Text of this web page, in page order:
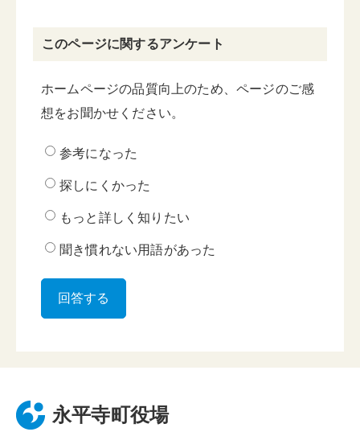
このページに関するアンケート
ホームページの品質向上のため、ページのご感
想をお聞かせください。
参考になった
探しにくかった
もっと詳しく知りたい
聞き慣れない用語があった
永平寺町役場